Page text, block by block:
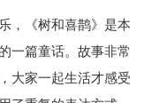
，《树和喜鹊》是本
一篇童话。故事非常
大家一起生活才感受